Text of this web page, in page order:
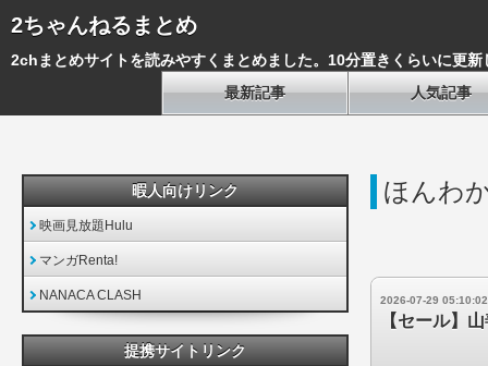
2ちゃんねるまとめ
2chまとめサイトを読みやすくまとめました。10分置きくらいに更新
最新記事
人気記事
ほんわ
2026-07-29 05:10:02
【セール】
暇人向けリンク
映画見放題Hulu
マンガRenta!
NANACA CLASH
提携サイトリンク